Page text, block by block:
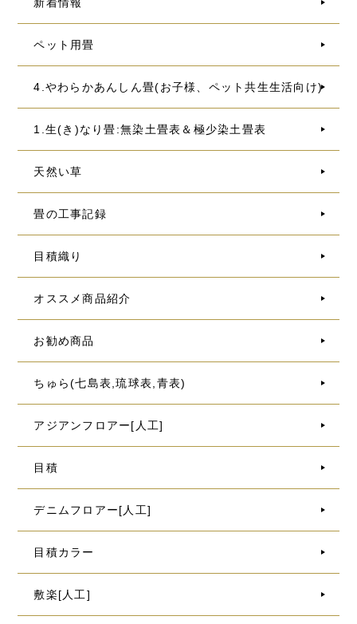
ペット用畳
4.やわらかあんしん畳(お子様、ペット共生生活向け)
1.生(き)なり畳:無染土畳表＆極少染土畳表
天然い草
畳の工事記録
目積織り
オススメ商品紹介
お勧め商品
ちゅら(七島表,琉球表,青表)
アジアンフロアー[人工]
目積
デニムフロアー[人工]
目積カラー
敷楽[人工]